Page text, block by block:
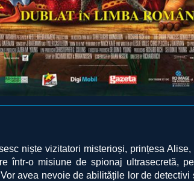
niște vizitatori misterioși, prințesa
într-o misiune de spionaj ultrasecretă,
avea nevoie de abilitățile lor de detectivi